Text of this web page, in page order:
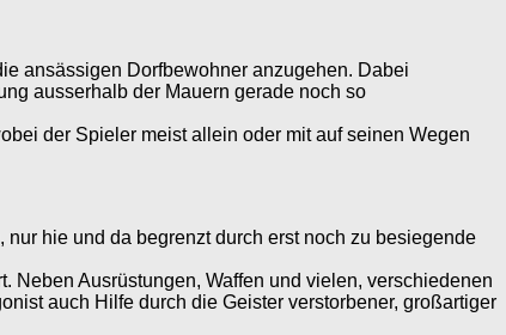
ansässigen Dorfbewohner anzugehen. Dabei
ausserhalb der Mauern gerade noch so
der Spieler meist allein oder mit auf seinen Wegen
hie und da begrenzt durch erst noch zu besiegende
Neben Ausrüstungen, Waffen und vielen, verschiedenen
auch Hilfe durch die Geister verstorbener, großartiger